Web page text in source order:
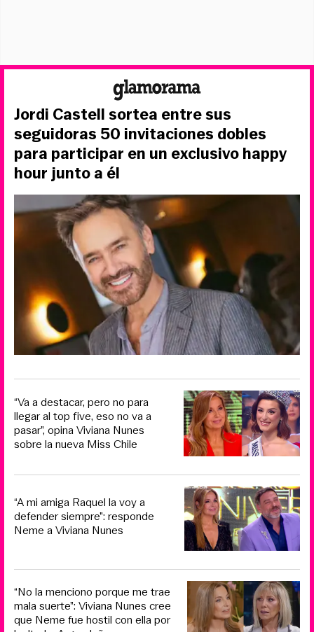
Jordi Castell sortea entre sus
seguidoras 50 invitaciones dobles
para participar en un exclusivo happy
hour junto a él
“Va a destacar, pero no para
llegar al top five, eso no va a
pasar”, opina Viviana Nunes
sobre la nueva Miss Chile
“A mi amiga Raquel la voy a
defender siempre”: responde
Neme a Viviana Nunes
“No la menciono porque me trae
mala suerte”: Viviana Nunes cree
que Neme fue hostil con ella por